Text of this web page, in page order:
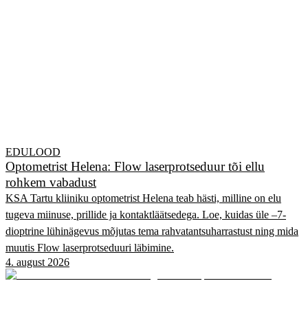
EDULOOD
Optometrist Helena: Flow laserprotseduur tõi ellu
rohkem vabadust
KSA Tartu kliiniku optometrist Helena teab hästi, milline on elu
tugeva miinuse, prillide ja kontaktläätsedega. Loe, kuidas üle –7-
dioptrine lühinägevus mõjutas tema rahvatantsuharrastust ning mida
muutis Flow laserprotseduuri läbimine.
4. august 2026